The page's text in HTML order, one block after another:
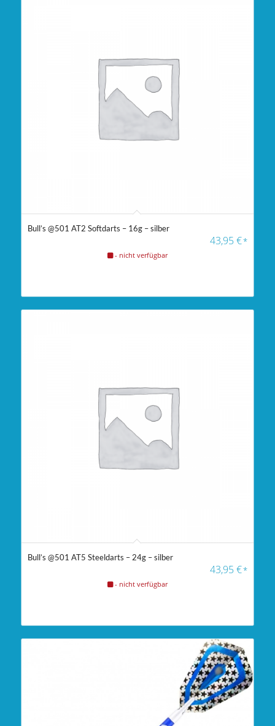
Bull’s @501 AT2 Softdarts – 16g – silber
43,95€*
- nicht verfügbar
Bull’s @501 AT5 Steeldarts – 24g – silber
43,95€*
- nicht verfügbar